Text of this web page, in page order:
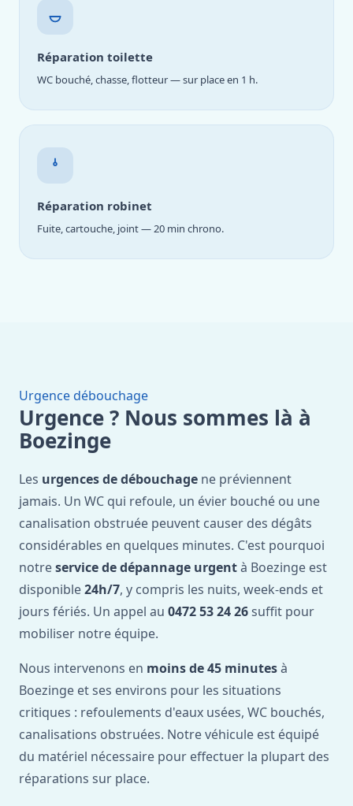
Réparation toilette
WC bouché, chasse, flotteur — sur place en 1 h.
Réparation robinet
Fuite, cartouche, joint — 20 min chrono.
Urgence débouchage
Urgence ? Nous sommes là à
Boezinge
Les urgences de débouchage ne préviennent
jamais. Un WC qui refoule, un évier bouché ou une
canalisation obstruée peuvent causer des dégâts
considérables en quelques minutes. C'est pourquoi
notreservice de dépannage urgentà Boezinge est
disponible24h/7, y compris les nuits, week-ends et
jours fériés. Un appel au 0472 53 24 26 suffit pour
mobiliser notre équipe.
Nous intervenons en moins de 45 minutesà
Boezinge et ses environs pour les situations
critiques : refoulements d'eaux usées, WC bouchés,
canalisations obstruées. Notre véhicule est équipé
du matériel nécessaire pour effectuer la plupart des
réparations sur place.